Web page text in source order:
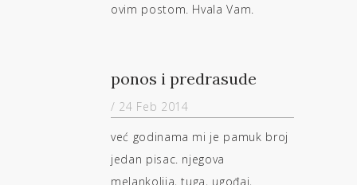
ovim postom. Hvala Vam.
ponos i predrasude
/ 24 Feb 2014
već godinama mi je pamuk broj
jedan pisac. njegova
melankolija, tuga, ugođaj,